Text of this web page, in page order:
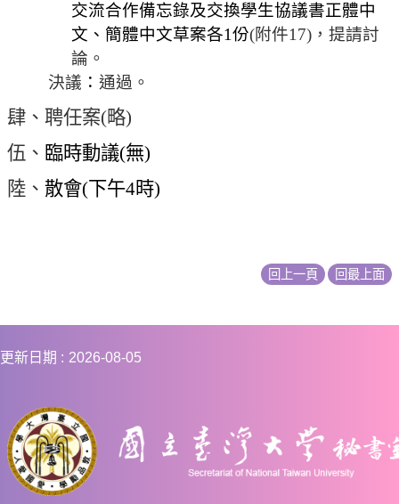
交流合作備忘錄及交換學生協議書正體中
文、簡體中文草案各1份(附件17) ，提請討
論。
決議 ： 通過。
肆、聘任案(略)
伍、 臨時動議(無)
陸、 散會(下午4時)
回上一頁 回最上面
更新日期 2026-08-05